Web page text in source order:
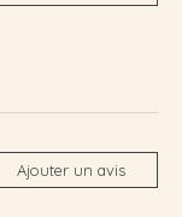
Ajouter un avis